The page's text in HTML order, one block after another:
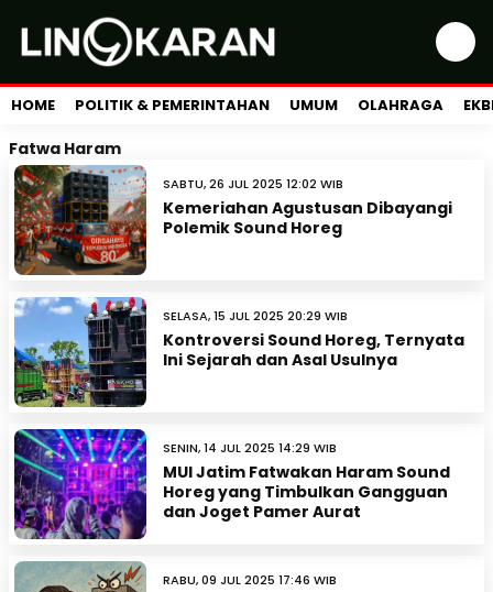
HOME POLITIK & PEMERINTAHAN UMUM OLAHRAGA
Fatwa Haram
SABTU, 26 JUL 2025 12:02 WIB
Kemeriahan Agustusan Dibayangi
Polemik Sound Horeg
SELASA, 15 JUL 2025 20:29 WIB
Kontroversi Sound Horeg, Ternyata
Ini Sejarah dan Asal Usulnya
SENIN, 14 JUL 2025 14:29 WIB
MUI Jatim Fatwakan Haram Sound
Horeg yang Timbulkan Gangguan
dan Joget Pamer Aurat
RABU, 09 JUL 2025 17:46 WIB